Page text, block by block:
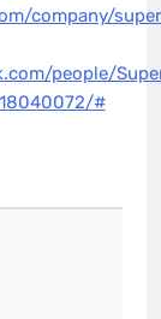
company/
people/
#